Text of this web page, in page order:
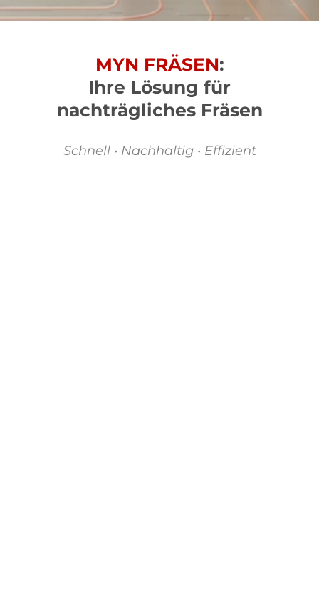
MYN FRÄSEN:
Ihre Lösung für
nachträgliches Fräsen
Schnell • Nachhaltig • Effizient